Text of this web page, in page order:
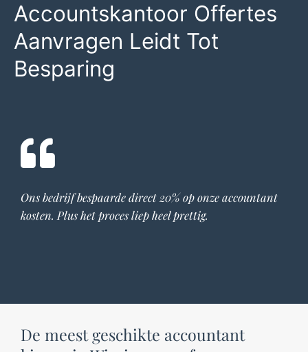
Accountskantoor Offertes
Aanvragen Leidt Tot
Besparing
Ons bedrijf bespaarde direct 20% op onzeaccountant
kosten. Plus het proces liep heel prettig.
De meest geschikte accountant